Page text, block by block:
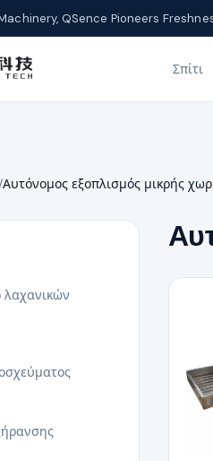
QSence Pioneers
Σπίτι
/Αυτόνομος εξοπλισμός μικρής
λαχανικών